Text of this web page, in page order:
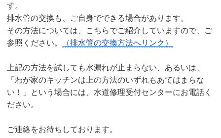
す。
排水管の交換も、ご自身でできる場合があります。
その方法については、こちらでご紹介していますので、ご
参照ください。
（排水管の交換方法へリンク）
上記の方法を試しても水漏れが止まらない、あるいは、
「わが家のキッチンは上の方法のいずれもあてはまらな
い！」という場合には、水道修理受付センターにお電話く
ださい。
ご連絡をお待ちしております。